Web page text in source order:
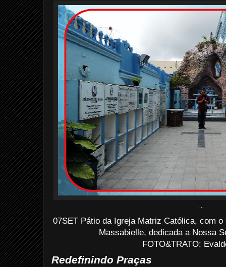
07SET Pátio da Igreja Matriz Católica, com
Massabielle, dedicada a Nossa
FOTO&TRATO:
Redefinindo Praças